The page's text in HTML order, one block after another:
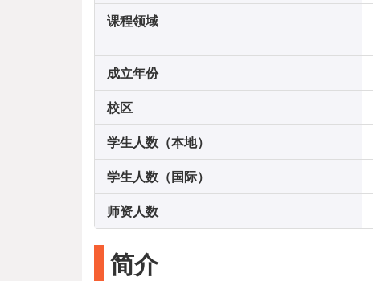
课程领域
成立年份
校区
学生人数（本地）
学生人数（国际）
师资人数
简介